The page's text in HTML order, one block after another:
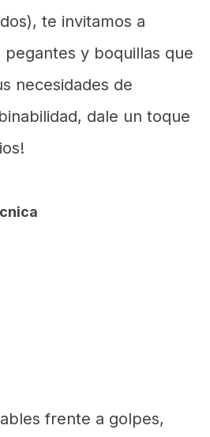
te invitamos a
y boquillas que
necesidades de
dale un toque
frente a golpes,